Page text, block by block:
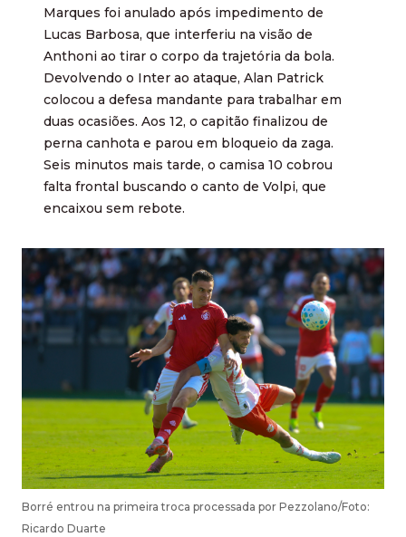
Marques foi anulado após impedimento de
Lucas Barbosa, que interferiu na visão de
Anthoni ao tirar o corpo da trajetória da bola.
Devolvendo o Inter ao ataque, Alan Patrick
colocou a defesa mandante para trabalhar em
duas ocasiões. Aos 12, o capitão finalizou de
perna canhota e parou em bloqueio da zaga.
Seis minutos mais tarde, o camisa 10 cobrou
falta frontal buscando o canto de Volpi, que
encaixou sem rebote.
Borré entrou na primeira troca processada por Pezzolano/Foto:
Ricardo Duarte